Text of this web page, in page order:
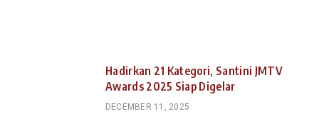
Hadirkan 21 Kategori, Santini JMTV
Awards 2025 Siap Digelar
DECEMBER 11, 2025